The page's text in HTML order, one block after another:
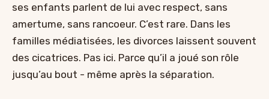
ses enfants parlent de lui avec respect, sans
amertume, sans rancoeur. C’est rare. Dans les
familles médiatisées, les divorces laissent souvent
des cicatrices. Pas ici. Parce qu’il a joué son rôle
jusqu’au bout - même après la séparation.